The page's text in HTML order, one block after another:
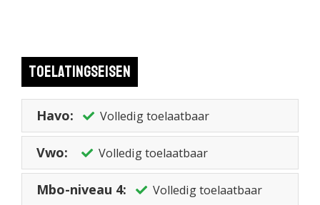
Toelatingseisen
Havo: Volledig toelaatbaar
Vwo: Volledig toelaatbaar
Mbo-niveau 4: Volledig toelaatbaar